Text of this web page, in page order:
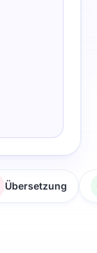
Übersetzung